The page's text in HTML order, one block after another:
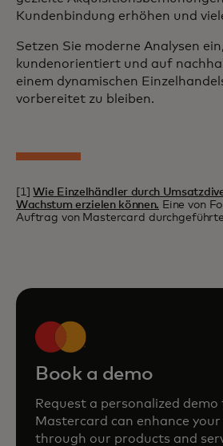
Kundenbindung erhöhen und
Setzen Sie moderne Analysen
kundenorientiert und auf
einem dynamischen
vorbereitet zu bleiben.
[1]Wie Einzelhändler durch
Wachstum erzielen können. Eine von
Auftrag von Mastercard
Book a demo
Request a personalized
Mastercard can enhance your
through our products and